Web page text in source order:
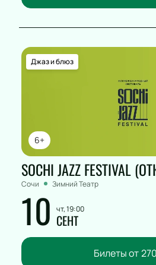
6+
Джаз и блюз
SOCHI JAZZ FESTIVAL
Сочи Зимний Театр
10 чт, 19:00
СЕНТ
Билеты от